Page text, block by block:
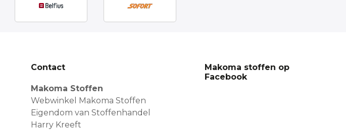
Contact
Makoma Stoffen
Webwinkel Makoma Stoffen
Eigendom van Stoffenhandel
Harry Kreeft
Makoma stoffen op
Facebook